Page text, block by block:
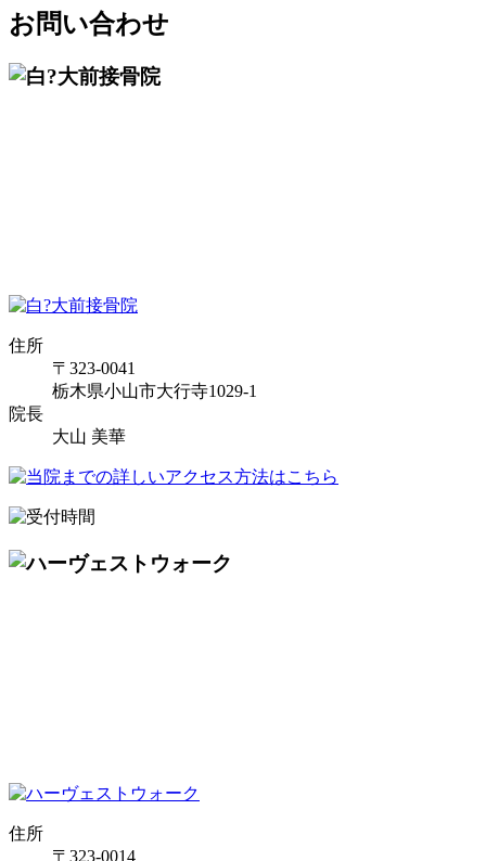
お問い合わせ
住所
〒323-0041
栃木県小山市大行寺1029-1
院長
大山 美華
住所
〒323-0014